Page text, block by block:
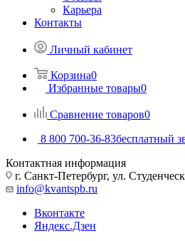
Карьера
Контакты
Личный кабинет
Корзина0
Избранные товары0
Сравнение товаров0
8 800 700-36-83бесплатный
Контактная информация
г. Санкт-Петербург, ул.
info@kvantspb.ru
Вконтакте
Яндекс.Дзен